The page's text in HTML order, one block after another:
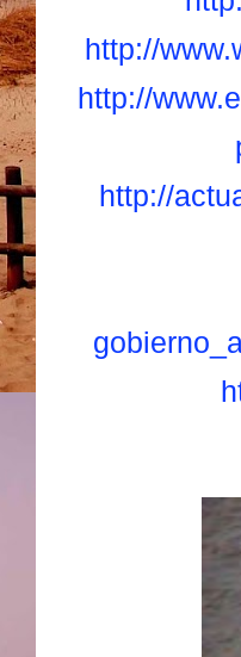
http://
http://
http://